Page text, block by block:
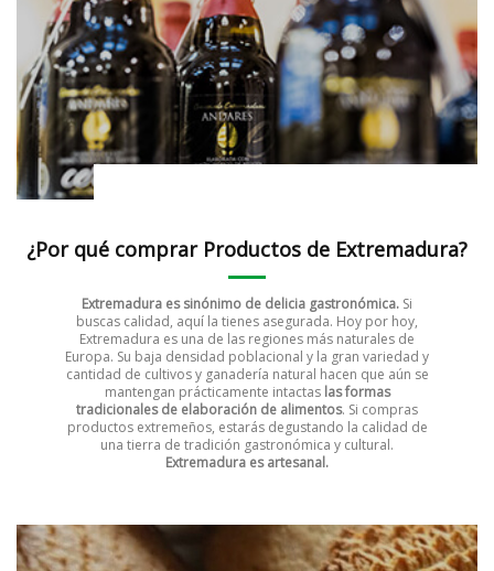
¿Por qué comprar Productos de Extremadura?
Extremadura es sinónimo de delicia gastronómica. Si
buscas calidad, aquí la tienes asegurada. Hoy por hoy,
Extremadura es una de las regiones más naturales de
Europa. Su baja densidad poblacional y la gran variedad y
cantidad de cultivos y ganadería natural hacen que aún se
mantengan prácticamente intactas las formas
tradicionales de elaboración de alimentos. Si compras
productos extremeños, estarás degustando la calidad de
una tierra de tradición gastronómica y cultural.
Extremadura es artesanal.